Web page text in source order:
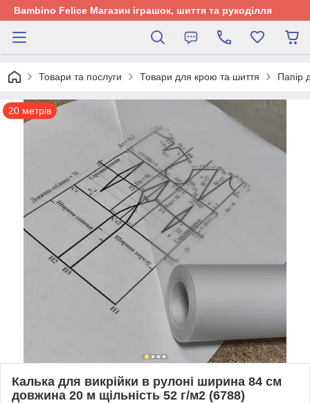
Bambino Felice Магазин іграшок, шиття та рукоділля
Товари та послуги Товари для крою та шиття Папір
20 метрів
Калька для викрійки в рулоні ширина 84 см
довжина 20 м щільність 52 г/м2 (6788)